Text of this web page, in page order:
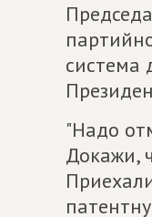
система
"Надо
Докажи,